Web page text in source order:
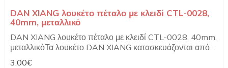
DAN XIANG λουκέτο πέταλο με κλειδί CTL-0028,
40mm, μεταλλικό
DAN XIANG λουκέτο πέταλο με κλειδί CTL-0028, 40mm,
μεταλλικόΤα λουκέτο DAN XIANG κατασκευάζονται από..
3,00€